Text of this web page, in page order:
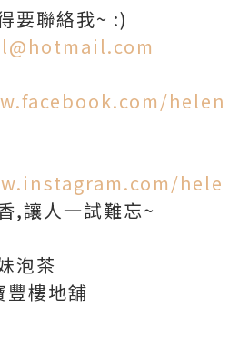
要聯絡我~ :)
helen
hele
,讓人一試難忘~
泡茶
豐樓地舖